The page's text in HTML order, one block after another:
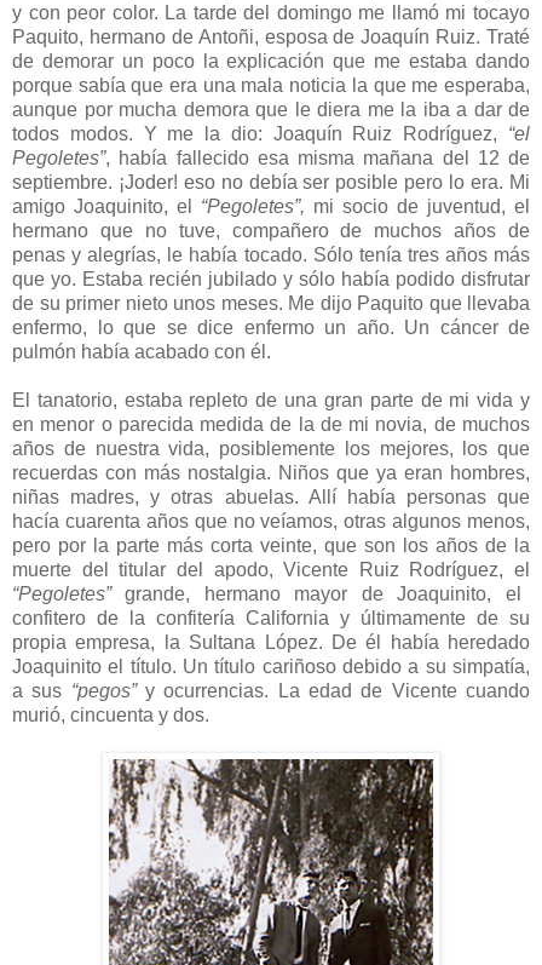
y con peor color. La tarde del domingo me llamó mi tocayo
Paquito, hermano de Antoñi, esposa de Joaquín Ruiz. Traté
de demorar un poco la explicación que me estaba dando
porque sabía que era una mala noticia la que me esperaba,
aunque por mucha demora que le diera me la iba a dar de
todos modos. Y me la dio: Joaquín Ruiz Rodríguez, “el
Pegoletes”, había fallecido esa misma mañana del 12 de
septiembre. ¡Joder! eso no debía ser posible pero lo era. Mi
amigo Joaquinito, el “Pegoletes”, mi socio de juventud, el
hermano que no tuve, compañero de muchos años de
penas y alegrías, le había tocado. Sólo tenía tres años más
que yo. Estaba recién jubilado y sólo había podido disfrutar
de su primer nieto unos meses. Me dijo Paquito que llevaba
enfermo, lo que se dice enfermo un año. Un cáncer de
pulmón había acabado con él.
El tanatorio, estaba repleto de una gran parte de mi vida y
en menor o parecida medida de la de mi novia, de muchos
años de nuestra vida, posiblemente los mejores, los que
recuerdas con más nostalgia. Niños que ya eran hombres,
niñas madres, y otras abuelas. Allí había personas que
hacía cuarenta años que no veíamos, otras algunos menos,
pero por la parte más corta veinte, que son los años de la
muerte del titular del apodo, Vicente Ruiz Rodríguez, el
“Pegoletes”grande, hermano mayor de Joaquinito, el
confitero de la confitería California y últimamente de su
propia empresa, la Sultana López. De él había heredado
Joaquinito el título. Un título cariñoso debido a su simpatía,
a sus “pegos”y ocurrencias. La edad de Vicente cuando
murió, cincuenta y dos.